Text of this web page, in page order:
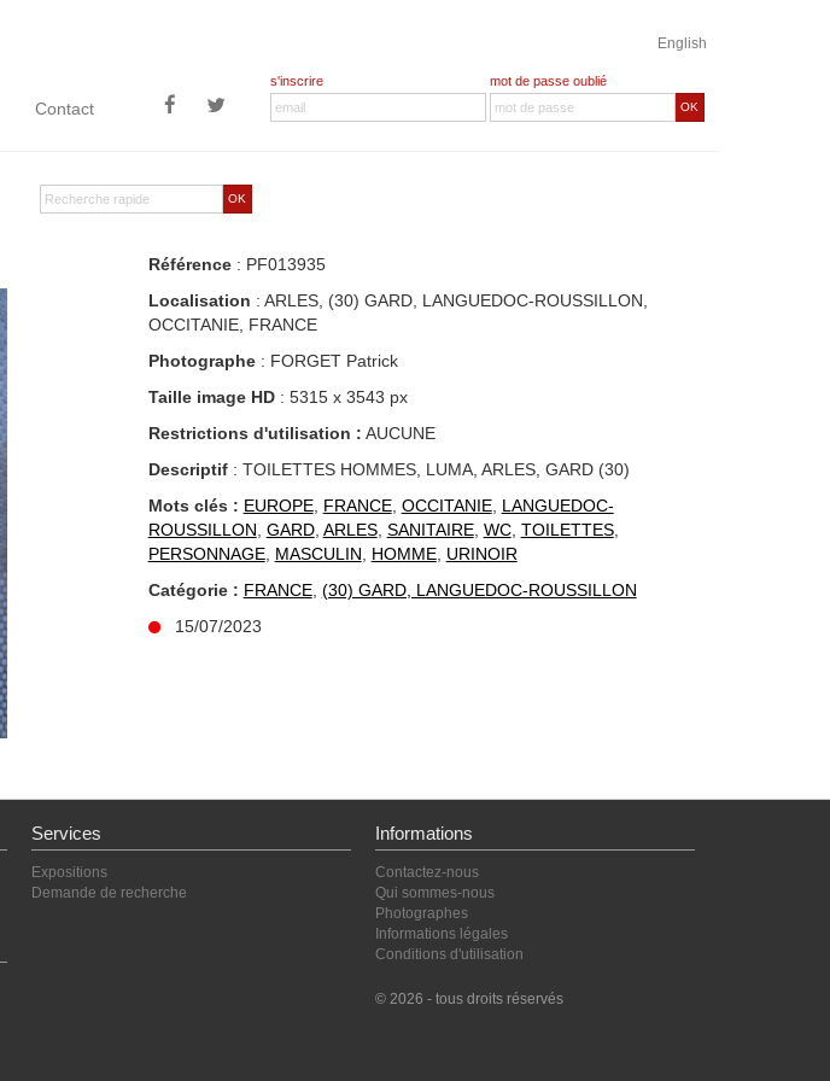
English
Contact
s'inscrire mot de passe oublié
OK
OK
Référence: PF013935
Localisation : ARLES, (30) GARD, LANGUEDOC-ROUSSILLON,
OCCITANIE, FRANCE
Photographe: FORGET Patrick
Taille image HD: 5315 x 3543 px
Restrictions d'utilisation : AUCUNE
Descriptif: TOILETTES HOMMES, LUMA, ARLES, GARD (30)
Mots clés : EUROPE, FRANCE, OCCITANIE, LANGUEDOC-
ROUSSILLON GARD, ARLES, SANITAIRE, WC, TOILETTES,
PERSONNAGE, MASCULIN HOMME, URINOIR
Catégorie : FRANCE, (30) GARD, LANGUEDOC-ROUSSILLON
15/07/2023
Services
Expositions
Demande de recherche
Informations
Contactez-nous
Qui sommes-nous
Photographes
Informations légales
Conditions d'utilisation
© 2026 - tous droits réservés